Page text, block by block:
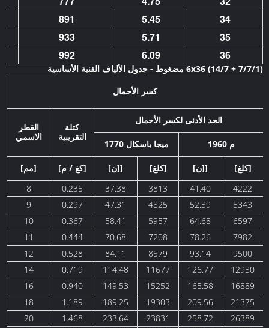
34
5.45
891
35
5.71
933
36
6.09
992
6x36 (14/7 + 7/7/1) مضغوط - جدول الألياف الفنية الأساسية
كسر الأحمال
القطر
الاسمي
كتلة
التقريبية
الحد الأدنى لكسر الأحمال
1770 ميجا باسكال 1960 م
[مم] [كغ / م] [ن]] [كلغ] [ن]]
[كلغ]
8
0.235 37.38 3813 41.40
4222
9
0.297 47.31 4825 52.39
5343
10
0.367 58.41 5957 64.68
6597
11
0.444 70.68 7208 78.26
7982
12
0.528 84.11 8579 93.14
9500
14
0.719 114.48 11677 126.77
12930
16
0.940 149.53 15252 165.58
16889
18
1.189 189.25 19303 209.56
21375
20
1.468 233.64 23831 258.72
26389